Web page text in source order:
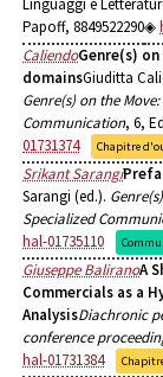
Linguaggi e
Papoff, 8849522290
CaliendoGenre(s)
domainsGiuditta
Genre(s) on the
Communication, 6,
01731374
Chapitre
Srikant Sarangi
Sarangi (ed.).
Specialized
hal-01735110
Giuseppe BaliranoA
Commercials as a
AnalysisDiachronic
conference
hal-01731384